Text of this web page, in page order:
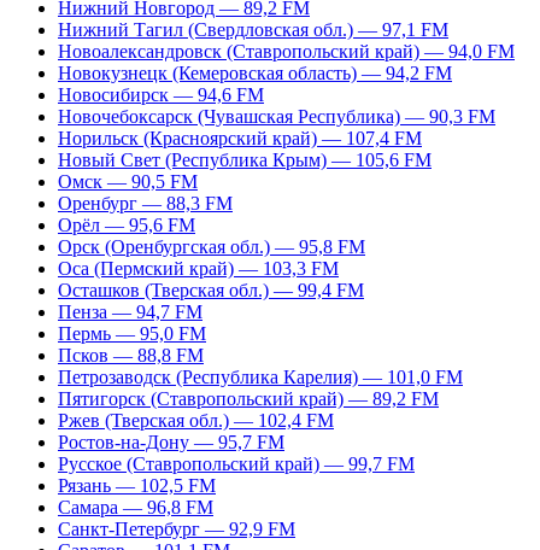
Нижний Новгород — 89,2 FM
Нижний Тагил (Свердловская обл.) — 97,1 FM
Новоалександровск (Ставропольский край) — 94,0 FM
Новокузнецк (Кемеровская область) — 94,2 FM
Новосибирск — 94,6 FM
Новочебоксарск (Чувашская Республика) — 90,3 FM
Норильск (Красноярский край) — 107,4 FM
Новый Свет (Республика Крым) — 105,6 FM
Омск — 90,5 FM
Оренбург — 88,3 FM
Орёл — 95,6 FM
Орск (Оренбургская обл.) — 95,8 FM
Оса (Пермский край) — 103,3 FM
Осташков (Тверская обл.) — 99,4 FM
Пенза — 94,7 FM
Пермь — 95,0 FM
Псков — 88,8 FM
Петрозаводск (Республика Карелия) — 101,0 FM
Пятигорск (Ставропольский край) — 89,2 FM
Ржев (Тверская обл.) — 102,4 FM
Ростов-на-Дону — 95,7 FM
Русское (Ставропольский край) — 99,7 FM
Рязань — 102,5 FM
Самара — 96,8 FM
Санкт-Петербург — 92,9 FM